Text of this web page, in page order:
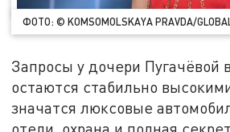
ФОТО: © KOMSOMOLSKAYA PRAVDA/
Запросы у дочери Пугачёвой
остаются стабильно
значатся люксовые
отели, охрана и полная